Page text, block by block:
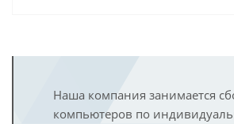
Наша компания занимается
компьютеров по